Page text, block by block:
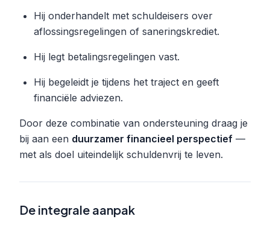
Hij onderhandelt met schuldeisers over
aflossingsregelingen of saneringskrediet.
Hij legt betalingsregelingen vast.
Hij begeleidt je tijdens het traject en geeft
financiële adviezen.
Door deze combinatie van ondersteuning draag je
bij aan een duurzamer financieel perspectief —
met als doel uiteindelijk schuldenvrij te leven.
De integrale aanpak